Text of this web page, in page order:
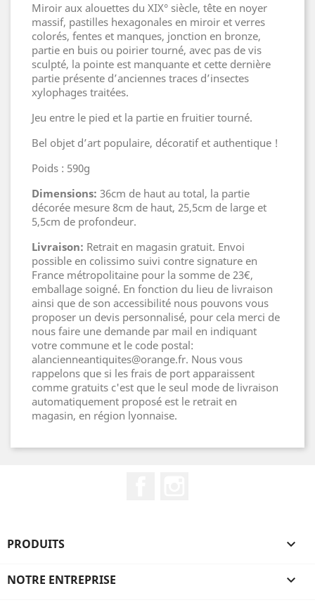
Miroir aux alouettes du XIX° siècle, tête en noyer
massif, pastilles hexagonales en miroir et verres
colorés, fentes et manques, jonction en bronze,
partie en buis ou poirier tourné, avec pas de vis
sculpté, la pointe est manquante et cette dernière
partie présente d’anciennes traces d’insectes
xylophages traitées.
Jeu entre le pied et la partie en fruitier tourné.
Bel objet d’art populaire, décoratif et authentique !
Poids : 590g
Dimensions: 36cm de haut au total, la partie
décorée mesure 8cm de haut, 25,5cm de large et
5,5cm de profondeur.
Livraison: Retrait en magasin gratuit. Envoi
possible en colissimo suivi contre signature en
France métropolitaine pour la somme de 23€,
emballage soigné. En fonction du lieu de livraison
ainsi que de son accessibilité nous pouvons vous
proposer un devis personnalisé, pour cela merci de
nous faire une demande par mail en indiquant
votre commune et le code postal:
alancienneantiquites@orange.fr. Nous vous
rappelons que si les frais de port apparaissent
comme gratuits c'est que le seul mode de livraison
automatiquement proposé est le retrait en
magasin, en région lyonnaise.
PRODUITS 
NOTRE ENTREPRISE 